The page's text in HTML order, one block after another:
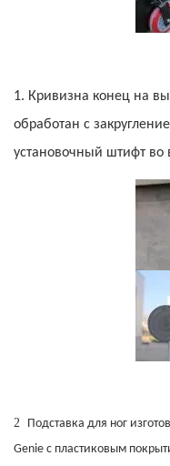
1. Кривизна конец на
обработан с
установочный штифт во
2 Подставка для ног
Genie с пластиковым